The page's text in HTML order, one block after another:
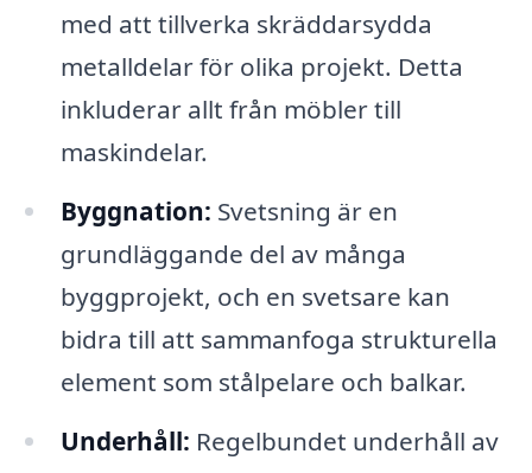
med att tillverka skräddarsydda
metalldelar för olika projekt. Detta
inkluderar allt från möbler till
maskindelar.
Byggnation: Svetsning är en
grundläggande del av många
byggprojekt, och en svetsare kan
bidra till att sammanfoga strukturella
element som stålpelare och balkar.
Underhåll: Regelbundet underhåll av